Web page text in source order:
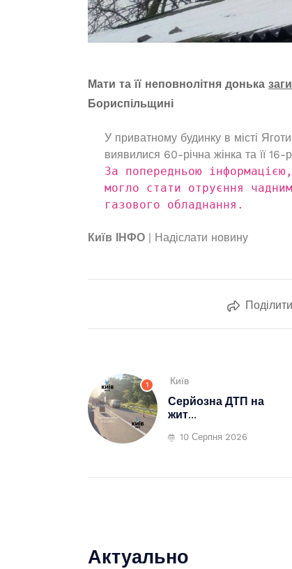
Мати та її неповнолітня донька
Бориспільщині
У приватному будинку в місті
виявилися 60-річна жінка та її 16-
За попередньою
могло стати отруєння
газового обладнання.
Київ ІНФО | Надіслати новину
1 Київ
Серйозна ДТП на
жит...
10 Серпня 2026
Актуально